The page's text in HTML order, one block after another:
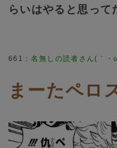
らいはやると思って
661 ：名無しの読者さん(｀・
まーたペロ